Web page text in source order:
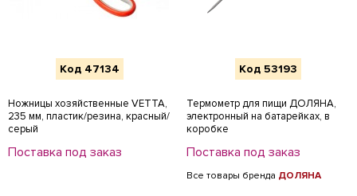
Код 47134
Ножницы хозяйственные VETTA,
235 мм, пластик/резина, красный/
серый
Поставка под заказ
Код 53193
Термометр для пищи ДОЛЯНА,
электронный на батарейках, в
коробке
Поставка под заказ
Все товары бренда ДОЛЯНА